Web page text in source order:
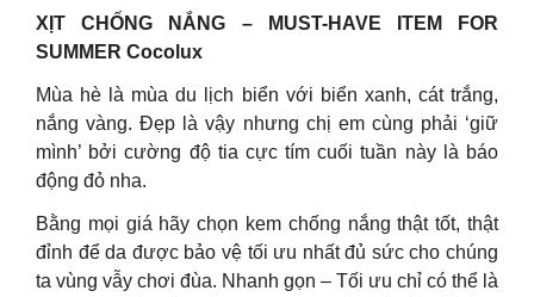
XỊT CHỐNG NẮNG – MUST-HAVE ITEM FOR
SUMMER Cocolux
Mùa hè là mùa du lịch biển với biển xanh, cát trắng,
nắng vàng. Đẹp là vậy nhưng chị em cùng phải ‘giữ
mình’ bởi cường độ tia cực tím cuối tuần này là báo
động đỏ nha.
Bằng mọi giá hãy chọn kem chống nắng thật tốt, thật
đỉnh để da được bảo vệ tối ưu nhất đủ sức cho chúng
ta vùng vẫy chơi đùa. Nhanh gọn – Tối ưu chỉ có thể là